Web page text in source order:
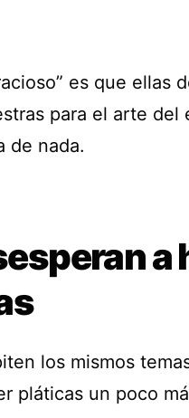
es que ellas
para el arte
de nada.
a
los mismos
pláticas un poco